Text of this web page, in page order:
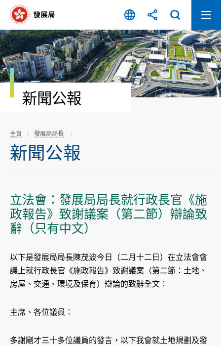
容
開
始
新聞公報
主頁 發展局局長
新聞公報
立法會：發展局局長就行政長官《施
政報告》致謝議案（第二節）辯論致
辭（只有中文）
以下是發展局局長陳茂波今日（二月十二日）在立法會會
議上就行政長官《施政報告》致謝議案（第二節：土地、
房屋、交通、環境及保育）辯論的致辭全文︰
主席、各位議員：
多謝剛才三十多位議員的發言，以下我會就土地規劃及發